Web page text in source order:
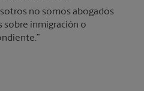
no somos abogados
sobre inmigración o